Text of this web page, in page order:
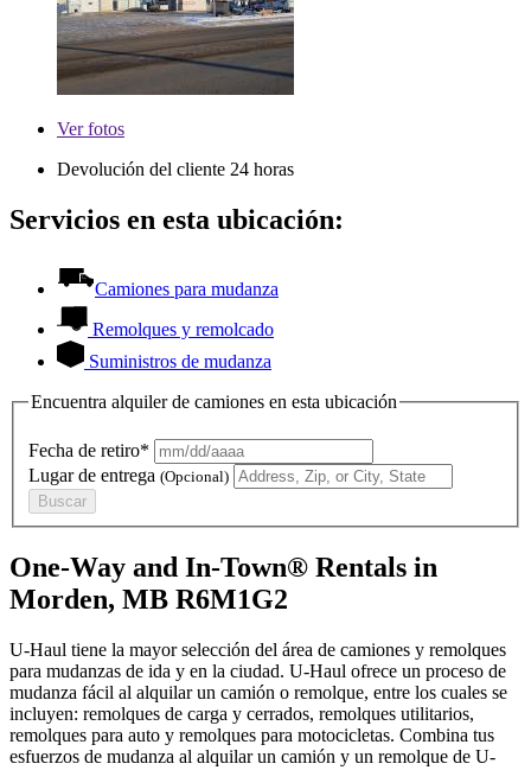
Verfotos
Devolución del cliente 24 horas
Servicios en esta ubicación:
Camiones para mudanza
Remolques y remolcado
Suministros de mudanza
Encuentra alquiler de camiones en esta ubicación
Fecha de retiro*
Lugar de entrega (Opcional)
Buscar
One-Way and In-Town® Rentals in
Morden, MB R6M1G2
U-Haul tiene la mayor selección del área de camiones y remolques
para mudanzas de ida y en la ciudad. U-Haul ofrece un proceso de
mudanza fácil al alquilar un camión o remolque, entre los cuales se
incluyen: remolques de carga y cerrados, remolques utilitarios,
remolques para auto y remolques para motocicletas. Combina tus
esfuerzos de mudanza al alquilar un camión y un remolque de U-